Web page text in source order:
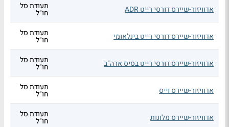
אדוויזור-שיירס דורסי רייט ADR תעודת סל
חו"ל
אדוויזור-שיירס דורסי רייט בינלאומי תעודת סל
חו"ל
אדוויזור-שיירס דורסי רייט בסיס ארה"ב תעודת סל
חו"ל
אדוויזור-שיירס וייס תעודת סל
חו"ל
אדוויזור-שיירס מלונות תעודת סל
חו"ל